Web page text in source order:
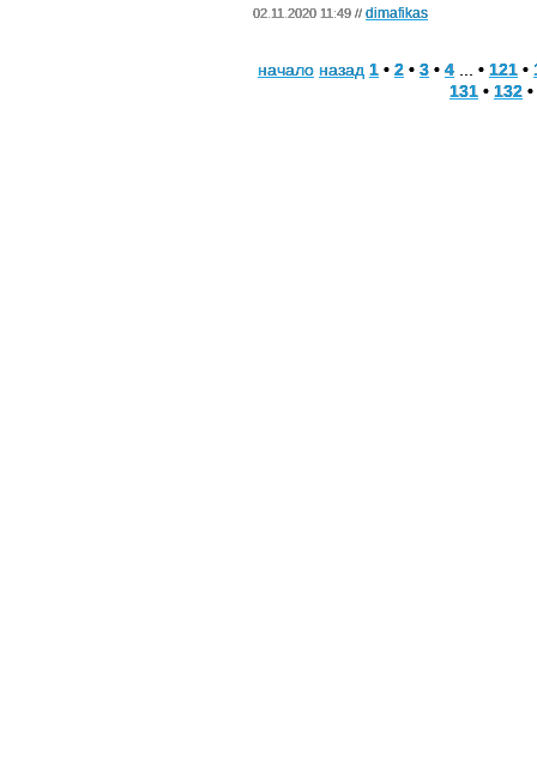
02.11.2020 11:49 // dimafikas
начало назад 1 • 2 • 3 • 4 ... • 121 •
131 • 132 •